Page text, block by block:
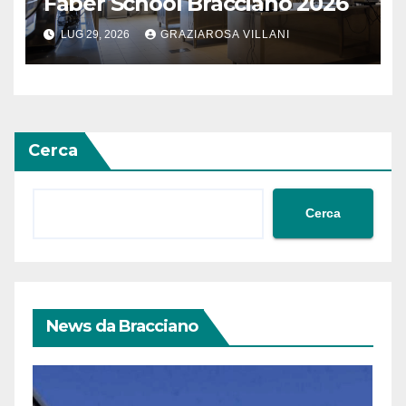
LUG 29, 2026 GRAZIAROSA VILLANI
Cerca
Cerca
News da Bracciano